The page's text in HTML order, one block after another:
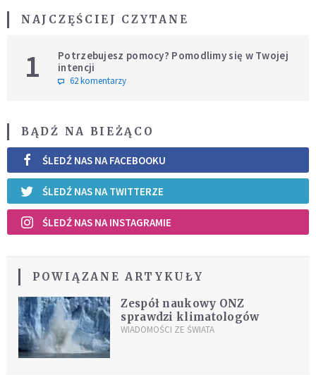
NAJCZĘŚCIEJ CZYTANE
1
Potrzebujesz pomocy? Pomodlimy się w Twojej
intencji
62 komentarzy
BĄDŹ NA BIEŻĄCO
ŚLEDŹ NAS NA FACEBOOKU
ŚLEDŹ NAS NA TWITTERZE
ŚLEDŹ NAS NA INSTAGRAMIE
POWIĄZANE ARTYKUŁY
Zespół naukowy ONZ
sprawdzi klimatologów
WIADOMOŚCI ZE ŚWIATA